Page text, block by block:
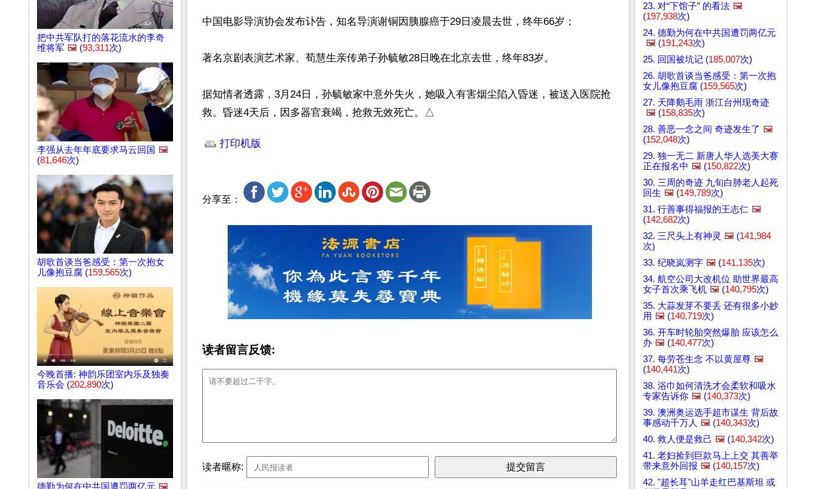
把中共军队打的落花流水的李奇
维将军 🖼️ (93,311次)
李强从去年年底要求马云回国 🖼️
(81,646次)
胡歌首谈当爸感受：第一次抱女
儿像抱豆腐 (159,565次)
今晚首播: 神韵乐团室内乐及独奏
音乐会 (202,890次)
德勤为何在中共国遭罚两亿元 🖼️
中国电影导演协会发布讣告，知名导演谢铜因胰腺癌于29日凌晨去世，终年66岁；
著名京剧表演艺术家、荀慧生亲传弟子孙毓敏28日晚在北京去世，终年83岁。
据知情者透露，3月24日，孙毓敏家中意外失火，她吸入有害烟尘陷入昏迷，被送入医院抢
救。昏迷4天后，因多器官衰竭，抢救无效死亡。△
打印机版
分享至：
读者留言反馈:
读者暱称:
23. 对“下馆子” 的看法 🖼️
(197,938次)
24. 德勤为何在中共国遭罚两亿元
🖼️ (191,243次)
25. 回国被坑记 (185,007次)
26. 胡歌首谈当爸感受：第一次抱
女儿像抱豆腐 (159,565次)
27. 天降鹅毛雨 浙江台州现奇迹
🖼️ (158,835次)
28. 善恶一念之间 奇迹发生了 🖼️
(152,048次)
29. 独一无二 新唐人华人选美大赛
正在报名中 🖼️ (150,822次)
30. 三周的奇迹 九旬白肺老人起死
回生 🖼️ (149,789次)
31. 行善事得福报的王志仁 🖼️
(142,682次)
32. 三尺头上有神灵 🖼️ (141,984
次)
33. 纪晓岚测字 🖼️ (141,135次)
34. 航空公司大改机位 助世界最高
女子首次乘飞机 🖼️ (140,795次)
35. 大蒜发芽不要丢 还有很多小妙
用 🖼️ (140,719次)
36. 开车时轮胎突然爆胎 应该怎么
办 🖼️ (140,477次)
37. 每劳苍生念 不以黄屋尊 🖼️
(140,441次)
38. 浴巾如何清洗才会柔软和吸水
专家告诉你 🖼️ (140,373次)
39. 澳洲奥运选手超市谋生 背后故
事感动千万人 🖼️ (140,343次)
40. 救人便是救己 🖼️ (140,342次)
41. 老妇捡到巨款马上上交 其善举
带来意外回报 🖼️ (140,157次)
42. "超长耳"山羊走红巴基斯坦 或